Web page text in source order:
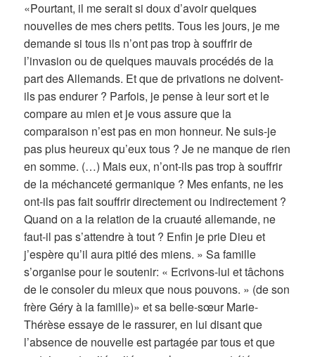
«Pourtant, il me serait si doux d’avoir quelques
nouvelles de mes chers petits. Tous les jours, je me
demande si tous ils n’ont pas trop à souffrir de
l’invasion ou de quelques mauvais procédés de la
part des Allemands. Et que de privations ne doivent-
ils pas endurer ? Parfois, je pense à leur sort et le
compare au mien et je vous assure que la
comparaison n’est pas en mon honneur. Ne suis-je
pas plus heureux qu’eux tous ? Je ne manque de rien
en somme. (…) Mais eux, n’ont-ils pas trop à souffrir
de la méchanceté germanique ? Mes enfants, ne les
ont-ils pas fait souffrir directement ou indirectement ?
Quand on a la relation de la cruauté allemande, ne
faut-il pas s’attendre à tout ? Enfin je prie Dieu et
j’espère qu’il aura pitié des miens. » Sa famille
s’organise pour le soutenir: « Ecrivons-lui et tâchons
de le consoler du mieux que nous pouvons. » (de son
frère Géry à la famille)» et sa belle-sœur Marie-
Thérèse essaye de le rassurer, en lui disant que
l’absence de nouvelle est partagée par tous et que